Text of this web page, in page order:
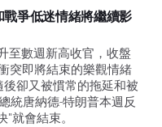
爭低迷情緒將繼續影
至數週新高收官，收盤
突即將結束的樂觀情緒
卻又被慣常的拖延和被
統唐納德-特朗普本週反
就會結束。